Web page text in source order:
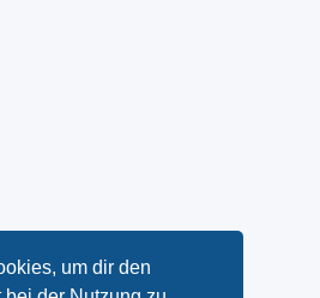
um dir den